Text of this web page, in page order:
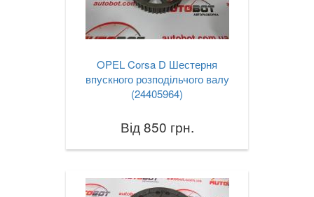
OPEL Corsa D Шестерня
впускного розподільчого валу
(24405964)
Від 850 грн.